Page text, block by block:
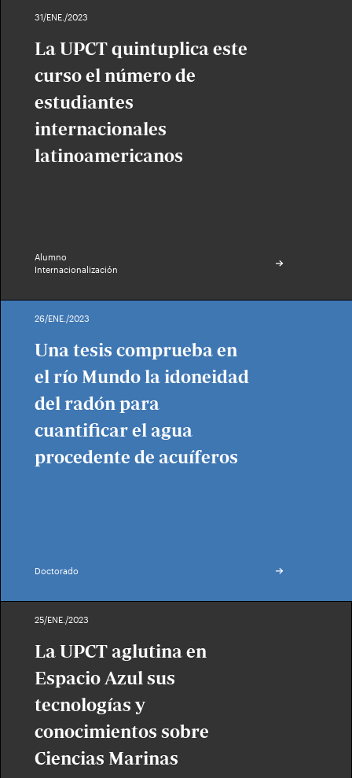
31/ENE./2023
La UPCT quintuplica este
curso el número de
estudiantes
internacionales
latinoamericanos
Alumno
Internacionalización
26/ENE./2023
Una tesis comprueba en
el río Mundo la idoneidad
del radón para
cuantificar el agua
procedente de acuíferos
Doctorado
25/ENE./2023
La UPCT aglutina en
Espacio Azul sus
tecnologías y
conocimientos sobre
Ciencias Marinas